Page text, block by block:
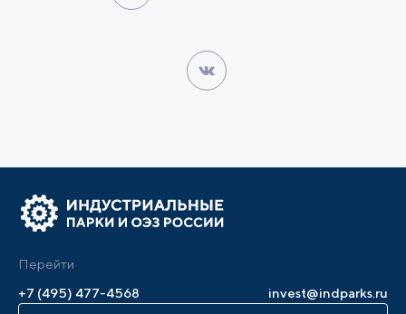
Перейти
+7 (495) 477-4568
invest@indparks.ru